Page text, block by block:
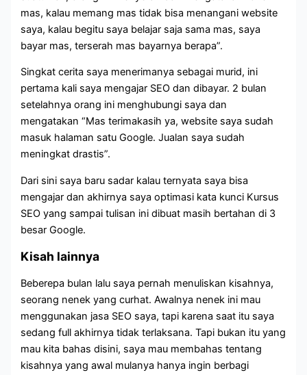
mas, kalau memang mas tidak bisa menangani website
saya, kalau begitu saya belajar saja sama mas, saya
bayar mas, terserah mas bayarnya berapa”.
Singkat cerita saya menerimanya sebagai murid, ini
pertama kali saya mengajar SEO dan dibayar. 2 bulan
setelahnya orang ini menghubungi saya dan
mengatakan “Mas terimakasih ya, website saya sudah
masuk halaman satu Google. Jualan saya sudah
meningkat drastis”.
Dari sini saya baru sadar kalau ternyata saya bisa
mengajar dan akhirnya saya optimasi kata kunci Kursus
SEO yang sampai tulisan ini dibuat masih bertahan di 3
besar Google.
Kisah lainnya
Beberepa bulan lalu saya pernah menuliskan kisahnya,
seorang nenek yang curhat. Awalnya nenek ini mau
menggunakan jasa SEO saya, tapi karena saat itu saya
sedang full akhirnya tidak terlaksana. Tapi bukan itu yang
mau kita bahas disini, saya mau membahas tentang
kisahnya yang awal mulanya hanya ingin berbagi